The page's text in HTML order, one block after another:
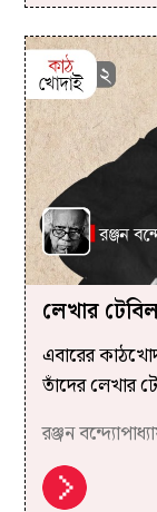
লেখার
এবারের
তাঁদের লেখার
রঞ্জন